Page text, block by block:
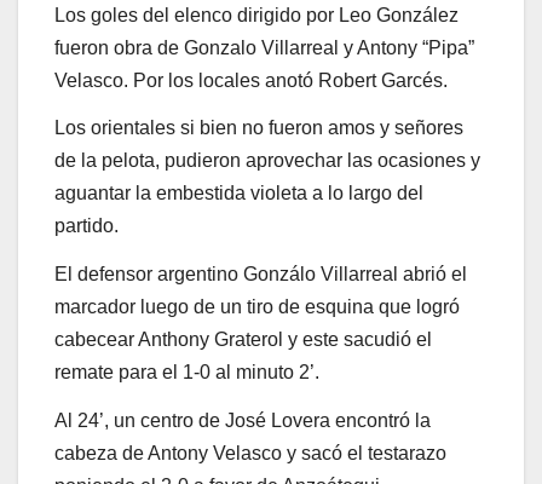
Los goles del elenco dirigido por Leo González
fueron obra de Gonzalo Villarreal y Antony “Pipa”
Velasco. Por los locales anotó Robert Garcés.
Los orientales si bien no fueron amos y señores
de la pelota, pudieron aprovechar las ocasiones y
aguantar la embestida violeta a lo largo del
partido.
El defensor argentino Gonzálo Villarreal abrió el
marcador luego de un tiro de esquina que logró
cabecear Anthony Graterol y este sacudió el
remate para el 1-0 al minuto 2’.
Al 24’, un centro de José Lovera encontró la
cabeza de Antony Velasco y sacó el testarazo